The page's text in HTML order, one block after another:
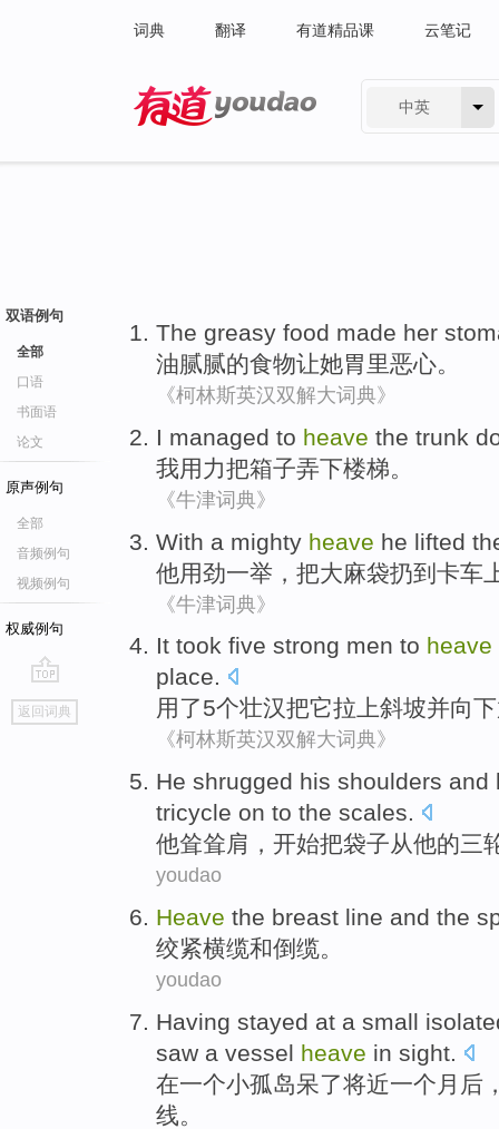
词典 翻译 有道精品课 云笔记
中英
双语例句
全部
口语
书面语
论文
原声例句
全部
音频例句
视频例句
权威例句
go
top
返回词典
The greasy food made her
油腻腻的食物让她胃里恶心。
《柯林斯英汉双解大词典》
I managed to heave the trunk
我用力把箱子弄下楼梯。
《牛津词典》
With a mighty heave he lifted
他用劲一举 ，把大麻袋扔到卡车
《牛津词典》
It took five strong men to heave
place.
用了5个壮汉把它拉上斜坡并向下
《柯林斯英汉双解大词典》
He shrugged his shoulders and
tricycle on to the scales.
他耸耸肩 ， 开始把袋子从他的三
youdao
Heave the breast line and the
绞紧横缆和倒缆。
youdao
Having stayed at a small
saw a vessel heave in sight.
在一个小孤岛呆了将近一个 月后
线。